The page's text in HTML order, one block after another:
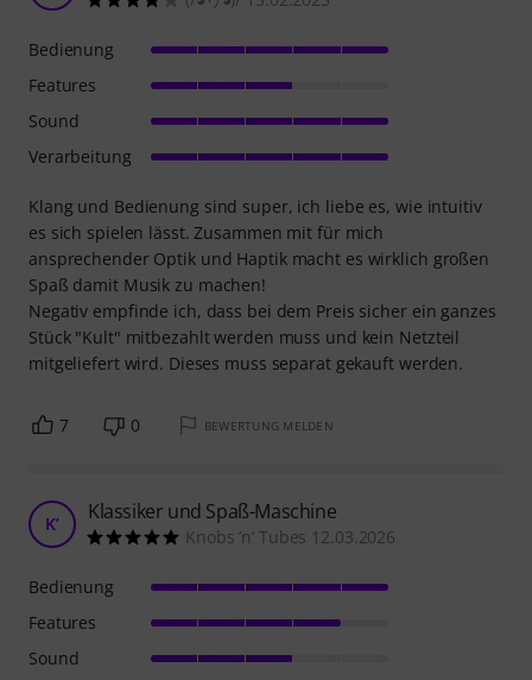
Klang und Bedienung sind super, ich liebe es, wie intuitiv
es sich spielen lässt. Zusammen mit für mich
ansprechender Optik und Haptik macht es wirklich großen
Spaß damit Musik zu machen!
Negativ empfinde ich, dass bei dem Preis sicher ein ganzes
Stück "Kult" mitbezahlt werden muss und kein Netzteil
mitgeliefert wird. Dieses muss separat gekauft werden.
Bedienung
Features
Sound
Verarbeitung
7 0 BEWERTUNG MELDEN
K’ Klassiker und Spaß-Maschine
Knobs ’n’ Tubes 12.03.2026
Bedienung
Features
Sound